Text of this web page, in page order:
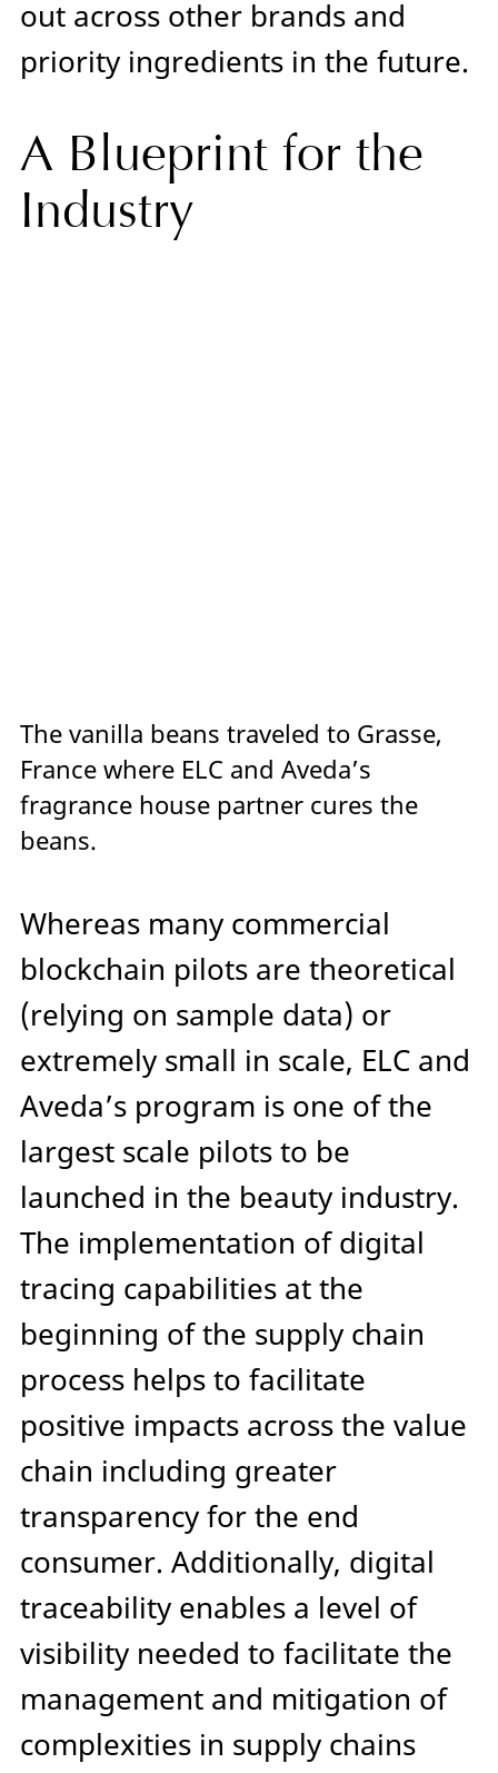
out across other brands and
priority ingredients in the future.
A Blueprint for the
Industry
The vanilla beans traveled to Grasse,
France where ELC and Aveda’s
fragrance house partner cures the
beans.
Whereas many commercial
blockchain pilots are theoretical
(relying on sample data) or
extremely small in scale, ELC and
Aveda’s program is one of the
largest scale pilots to be
launched in the beauty industry.
The implementation of digital
tracing capabilities at the
beginning of the supply chain
process helps to facilitate
positive impacts across the value
chain including greater
transparency for the end
consumer. Additionally, digital
traceability enables a level of
visibility needed to facilitate the
management and mitigation of
complexities in supply chains